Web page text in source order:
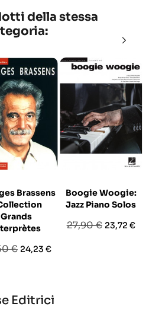
della stessa
Brassens
Grands
€ Prezzo
24,23 €
Boogie Woogie:
Jazz Piano Solos
Prezzo
27,90 € Prezzo
23,72 €
Editrici